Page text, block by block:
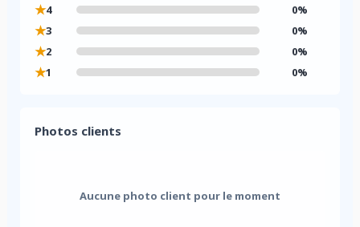
★4 0%
★3 0%
★2 0%
★1 0%
Photos clients
Aucune photo client pour le moment